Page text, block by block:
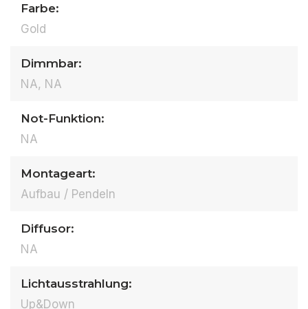
Farbe:
Gold
Dimmbar:
NA, NA
Not-Funktion:
NA
Montageart:
Aufbau / Pendeln
Diffusor:
NA
Lichtausstrahlung:
Up&Down